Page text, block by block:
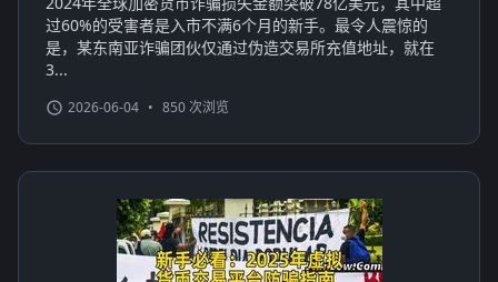
过60%的受害者是入市不满6个月的新手。最令人震惊的
是，某东南亚诈骗团伙仅通过伪造交易所充值地址，就在
3...
2026-06-04 • 850 次浏览